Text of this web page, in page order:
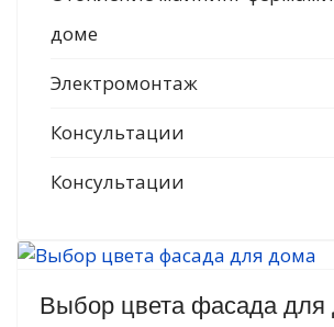
доме
Электромонтаж
Консультации
Консультации
Выбор цвета фасада для